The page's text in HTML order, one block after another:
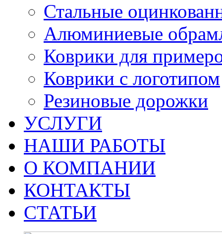
Стальные
Алюминиевые
Коврики для
Коврики с логотипом
Резиновые дорожки
УСЛУГИ
НАШИ РАБОТЫ
О КОМПАНИИ
КОНТАКТЫ
СТАТЬИ